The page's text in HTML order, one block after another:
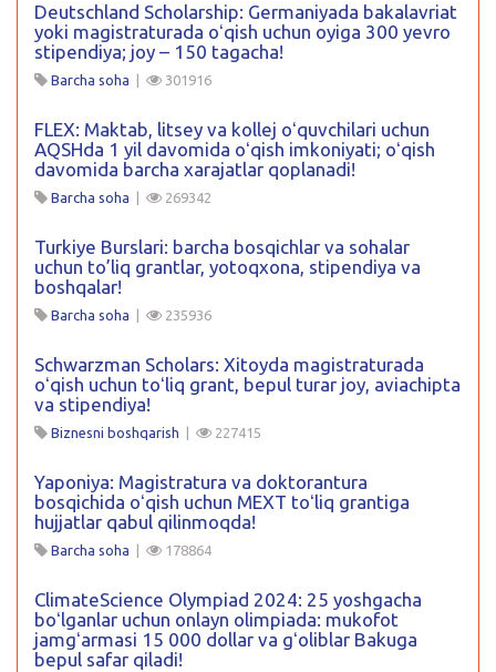
Deutschland Scholarship: Germaniyada bakalavriat
yoki magistraturada oʻqish uchun oyiga 300 yevro
stipendiya; joy – 150 tagacha!
Barcha soha 301916
FLEX: Maktab, litsey va kollej oʻquvchilari uchun
AQSHda 1 yil davomida oʻqish imkoniyati; oʻqish
davomida barcha xarajatlar qoplanadi!
Barcha soha 269342
Turkiye Burslari: barcha bosqichlar va sohalar
uchun to’liq grantlar, yotoqxona, stipendiya va
boshqalar!
Barcha soha 235936
Schwarzman Scholars: Xitoyda magistraturada
oʻqish uchun toʻliq grant, bepul turar joy, aviachipta
va stipendiya!
Biznesni boshqarish 227415
Yaponiya: Magistratura va doktorantura
bosqichida oʻqish uchun MEXT toʻliq grantiga
hujjatlar qabul qilinmoqda!
Barcha soha 178864
ClimateScience Olympiad 2024: 25 yoshgacha
boʻlganlar uchun onlayn olimpiada: mukofot
jamgʻarmasi 15 000 dollar va gʻoliblar Bakuga
bepul safar qiladi!